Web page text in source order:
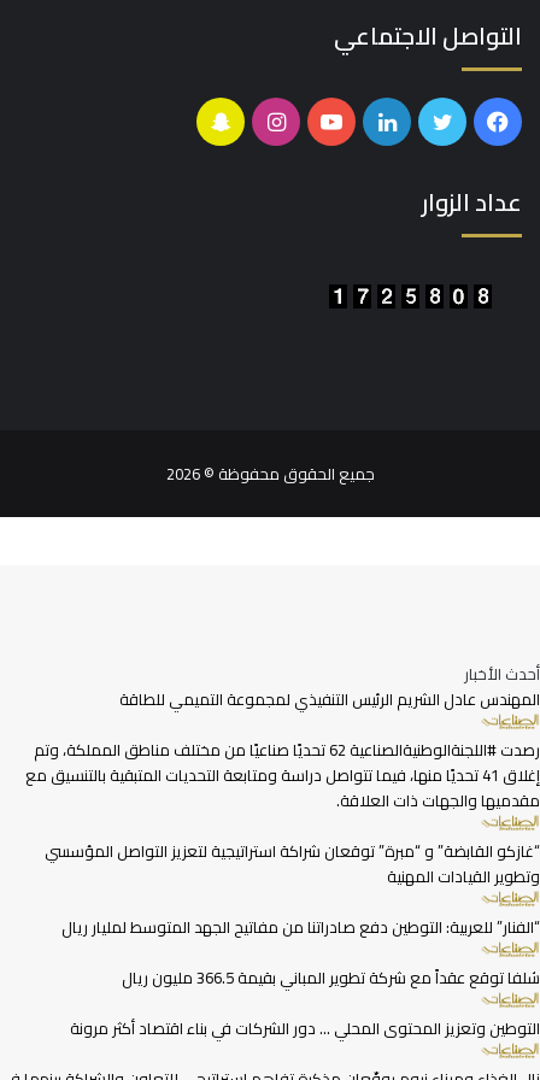
التواصل الاجتماعي
فيسبوكتويتر لينكدإنيوتيوبانستقرامسناب
عداد الزوار
جميع الحقوق محفوظة © 2026
أحدث الأخبار
المهندس عادل الشريم الرئيس التنفيذي لمجموعة التميمي للطاقة
رصدت #اللجنةالوطنيةالصناعية 62 تحديًا صناعيًا من مختلف مناطق المملكة، وتم
إغلاق 41 تحديًا منها، فيما تتواصل دراسة ومتابعة التحديات المتبقية بالتنسيق مع
مقدميها والجهات ذات العلاقة.
“غازكو القابضة” و “مبرة” توقعان شراكة استراتيجية لتعزيز التواصل المؤسسي
وتطوير القيادات المهنية
“الفنار” للعربية: التوطين دفع صادراتنا من مفاتيح الجهد المتوسط لمليار ريال
شلفا توقع عقداً مع شركة تطوير المباني بقيمة 366.5 مليون ريال
التوطين وتعزيز المحتوى المحلي … دور الشركات في بناء اقتصاد أكثر مرونة